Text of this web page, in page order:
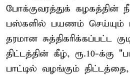
போக்குவரத்துக் கழகத்தின்
பஸ்களில் பயணம் செய்யும்
தரமான சுத்திகரிக்கப்பட்ட
திட்டத்தின் கீழ், ரூ.10-க்கு
பாட்டில் வழங்கும் திட்டத்தை,